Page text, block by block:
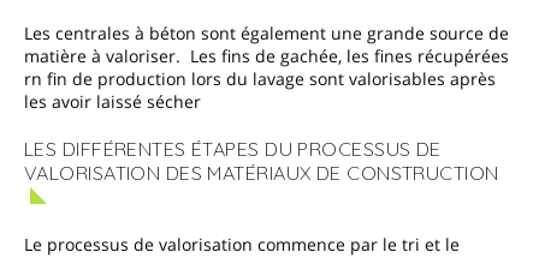
Les centrales à béton sont également une grande source de
matière à valoriser. Les fins de gachée, les fines récupérées
rn fin de production lors du lavage sont valorisables après
les avoir laissé sécher
LES DIFFÉRENTES ÉTAPES DU PROCESSUS DE
VALORISATION DES MATÉRIAUX DE CONSTRUCTION
Le processus de valorisation commence par le tri et le